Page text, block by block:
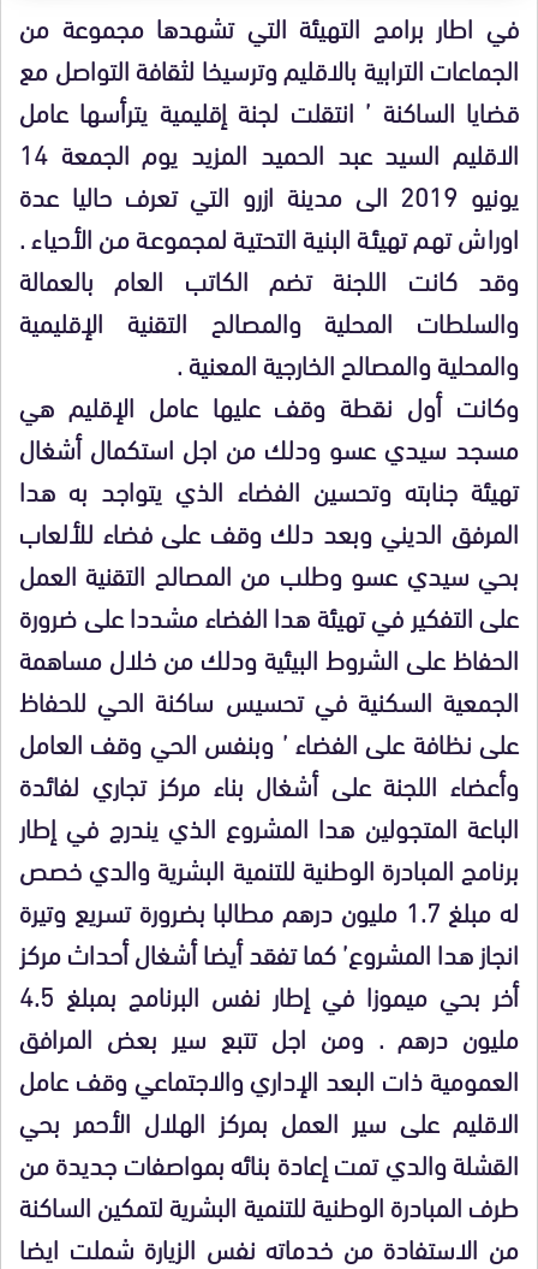
في اطار برامج التهيئة التي تشهدها مجموعة من
الجماعات الترابية بالاقليم وترسيخا لثقافة التواصل مع
قضايا الساكنة ’ انتقلت لجنة إقليمية يترأسها عامل
الاقليم السيد عبد الحميد المزيد يوم الجمعة 14
يونيو 2019 الى مدينة ازرو التي تعرف حاليا عدة
اوراش تهم تهيئة البنية التحتية لمجموعة من الأحياء .
وقد كانت اللجنة تضم الكاتب العام بالعمالة
والسلطات المحلية والمصالح التقنية الإقليمية
والمحلية والمصالح الخارجية المعنية .
وكانت أول نقطة وقف عليها عامل الإقليم هي
مسجد سيدي عسو ودلك من اجل استكمال أشغال
تهيئة جنابته وتحسين الفضاء الذي يتواجد به هدا
المرفق الديني وبعد دلك وقف على فضاء للألعاب
بحي سيدي عسو وطلب من المصالح التقنية العمل
على التفكير في تهيئة هدا الفضاء مشددا على ضرورة
الحفاظ على الشروط البيئية ودلك من خلال مساهمة
الجمعية السكنية في تحسيس ساكنة الحي للحفاظ
على نظافة على الفضاء ’ وبنفس الحي وقف العامل
وأعضاء اللجنة على أشغال بناء مركز تجاري لفائدة
الباعة المتجولين هدا المشروع الذي يندرج في إطار
برنامج المبادرة الوطنية للتنمية البشرية والدي خصص
له مبلغ 1.7 مليون درهم مطالبا بضرورة تسريع وتيرة
انجاز هدا المشروع’ كما تفقد أيضا أشغال أحداث مركز
أخر بحي ميموزا في إطار نفس البرنامج بمبلغ 4.5
مليون درهم . ومن اجل تتبع سير بعض المرافق
العمومية ذات البعد الإداري والاجتماعي وقف عامل
الاقليم على سير العمل بمركز الهلال الأحمر بحي
القشلة والدي تمت إعادة بنائه بمواصفات جديدة من
طرف المبادرة الوطنية للتنمية البشرية لتمكين الساكنة
من الاستفادة من خدماته نفس الزيارة شملت ايضا